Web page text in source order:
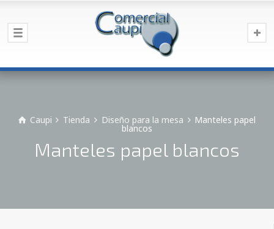
Caupi Tienda Diseño para la mesa Manteles papel
blancos
Manteles papel blancos